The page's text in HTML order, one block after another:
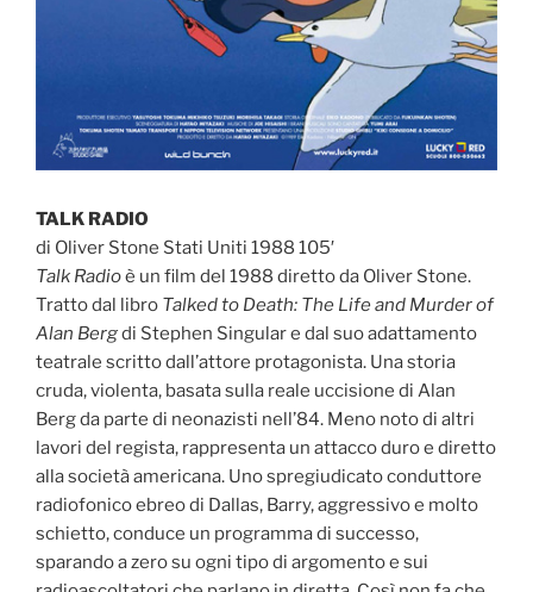
TALK RADIO
di Oliver Stone Stati Uniti 1988 105′
Talk Radioè un film del 1988 diretto da Oliver Stone.
Tratto dal libro Talked to Death: The Life and Murder of
Alan Bergdi Stephen Singular e dal suo adattamento
teatrale scritto dall’attore protagonista. Una storia
cruda, violenta, basata sulla reale uccisione di Alan
Berg da parte di neonazisti nell’84. Meno noto di altri
lavori del regista, rappresenta un attacco duro e diretto
alla società americana. Uno spregiudicato conduttore
radiofonico ebreo di Dallas, Barry, aggressivo e molto
schietto, conduce un programma di successo,
sparando a zero su ogni tipo di argomento e sui